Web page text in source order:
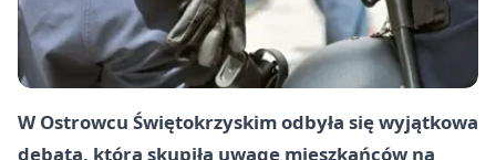
W Ostrowcu Świętokrzyskim odbyła się wyjątkowa
debata, która skupiła uwagę mieszkańców na